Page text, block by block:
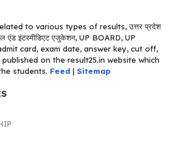
to various types of results, उत्तर प्रदेश
एंड इंटरमीडिएट एजुकेशन, UP BOARD, UP
card, exam date, answer key, cut off,
on the result25.in website which
students. Feed | Sitemap